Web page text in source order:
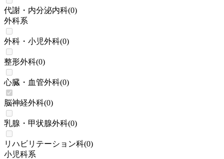
代謝・内分泌内科(0)
外科系
外科・小児外科(0)
整形外科(0)
心臓・血管外科(0)
脳神経外科(0)
乳腺・甲状腺外科(0)
リハビリテーション科(0)
小児科系